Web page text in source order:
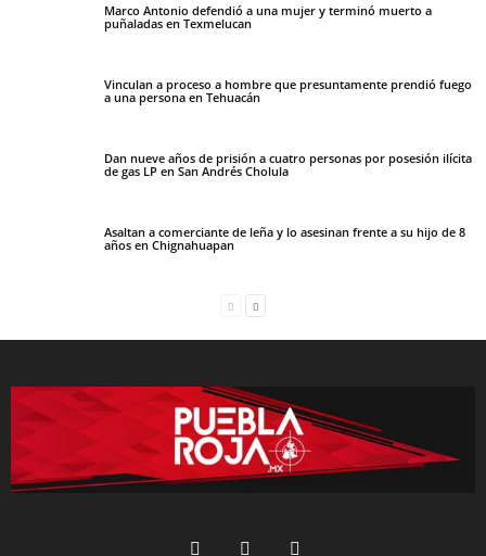
Marco Antonio defendió a una mujer y terminó muerto a
puñaladas en Texmelucan
Vinculan a proceso a hombre que presuntamente prendió fuego
a una persona en Tehuacán
Dan nueve años de prisión a cuatro personas por posesión ilícita
de gas LP en San Andrés Cholula
Asaltan a comerciante de leña y lo asesinan frente a su hijo de 8
años en Chignahuapan